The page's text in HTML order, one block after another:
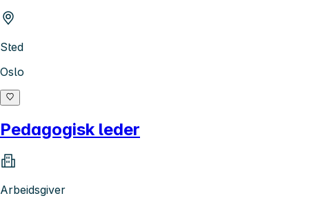
Sted
Oslo
Pedagogisk leder
Arbeidsgiver